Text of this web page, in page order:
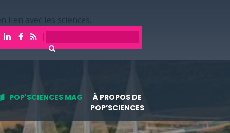
lien avec les sciences.
POP'SCIENCES MAG
À PROPOS DE
POP’SCIENCES